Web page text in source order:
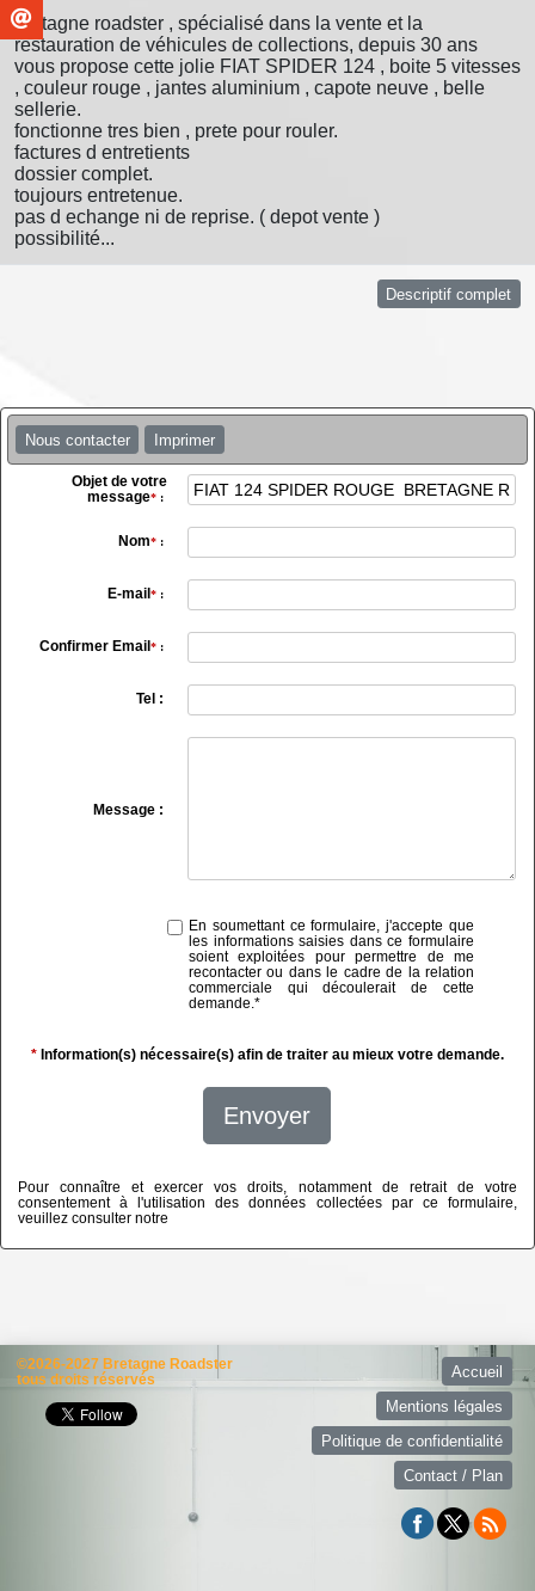
bretagne roadster , spécialisé dans la vente et la
restauration de véhicules de collections, depuis 30 ans
vous propose cette jolie FIAT SPIDER 124 , boite 5 vitesses
, couleur rouge , jantes aluminium , capote neuve , belle
sellerie.
fonctionne tres bien , prete pour rouler.
factures d entretients
dossier complet.
toujours entretenue.
pas d echange ni de reprise. ( depot vente )
possibilité...
Descriptif complet
Nous contacter Imprimer
Objet de votre
message*:
Nom*:
E-mail *:
Confirmer Email *:
Tel :
Message :
En soumettant ce formulaire, j'accepte que
les informations saisies dans ce formulaire
soient exploitées pour permettre de me
recontacter ou dans le cadre de la relation
commerciale qui découlerait de cette
demande.*
* Information(s) nécessaire(s) afin de traiter au mieux votre demande.
Envoyer
Pour connaître et exercer vos droits, notamment de retrait de votre
consentement à l'utilisation des données collectées par ce formulaire,
veuillez consulter notre
©2026-2027 Bretagne Roadster
tous droits réservés
Accueil
Mentions légales
Politique de confidentialité
Contact / Plan